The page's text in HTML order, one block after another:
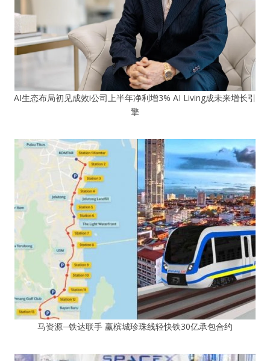
AI生态布局初见成效i公司上半年净利增3% AI Living成未来增长引
擎
马资源─铁达联手 赢槟城珍珠线轻快铁30亿承包合约